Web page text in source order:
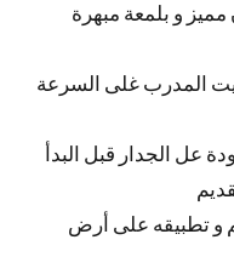
و بلمعة مبهرة
المدرب غلى السرعة
عل الجدار قبل البدأ
و تطبيقه على أرض